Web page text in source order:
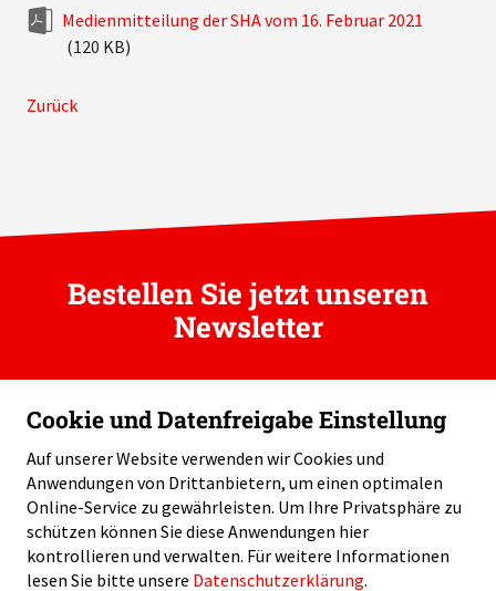
Medienmitteilung der SHA vom 16. Februar 2021
(120 KB)
Zurück
Bestellen Sie jetzt unseren
Newsletter
Swiss Helicopter Association / Telefon: +41 58 796 99 60 /
info
sha-swiss.ch
Cookie und Datenfreigabe Einstellung
Auf unserer Website verwenden wir Cookies und
Anwendungen von Drittanbietern, um einen optimalen
Online-Service zu gewährleisten. Um Ihre Privatsphäre zu
schützen können Sie diese Anwendungen hier
kontrollieren und verwalten. Für weitere Informationen
lesen Sie bitte unsere Datenschutzerklärung.